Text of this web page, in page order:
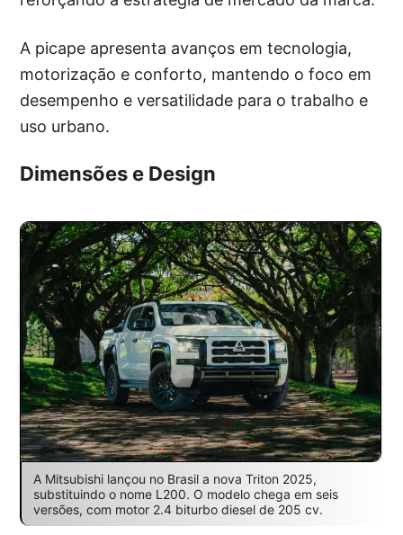
A picape apresenta avanços em tecnologia,
motorização e conforto, mantendo o foco em
desempenho e versatilidade para o trabalho e
uso urbano.
Dimensões e Design
A Mitsubishi lançou no Brasil a nova Triton 2025,
substituindo o nome L200. O modelo chega em seis
versões, com motor 2.4 biturbo diesel de 205 cv.